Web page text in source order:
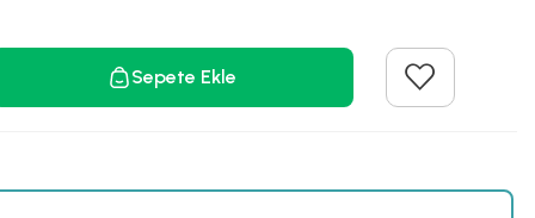
Sepete Ekle